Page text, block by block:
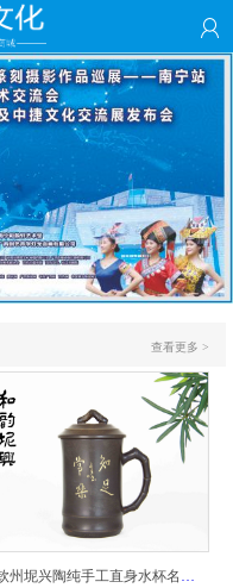
查看更多 >
广西钦州坭兴陶纯手工直身水杯名家陶瓷大师紫砂建水紫陶